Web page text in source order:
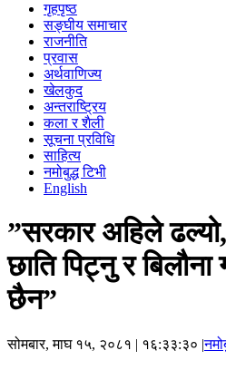
गृहपृष्ठ
सङ्घीय समाचार
राजनीति
प्रवास
अर्थवाणिज्य
खेलकुद
अन्तराष्ट्रिय
कला र शैली
सूचना प्रविधि
साहित्य
नमोबुद्ध टिभी
English
”सरकार अहिले
छाति पिट्नु र
छैन”
सोमबार, माघ १५, २०८१ | १६:३३:३० |